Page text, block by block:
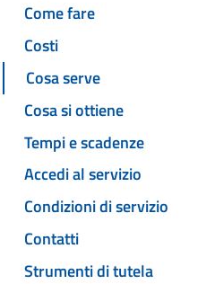
Come fare
Costi
Cosa serve
Cosa si ottiene
Tempi e scadenze
Accedi al servizio
Condizioni di servizio
Contatti
Strumenti di tutela